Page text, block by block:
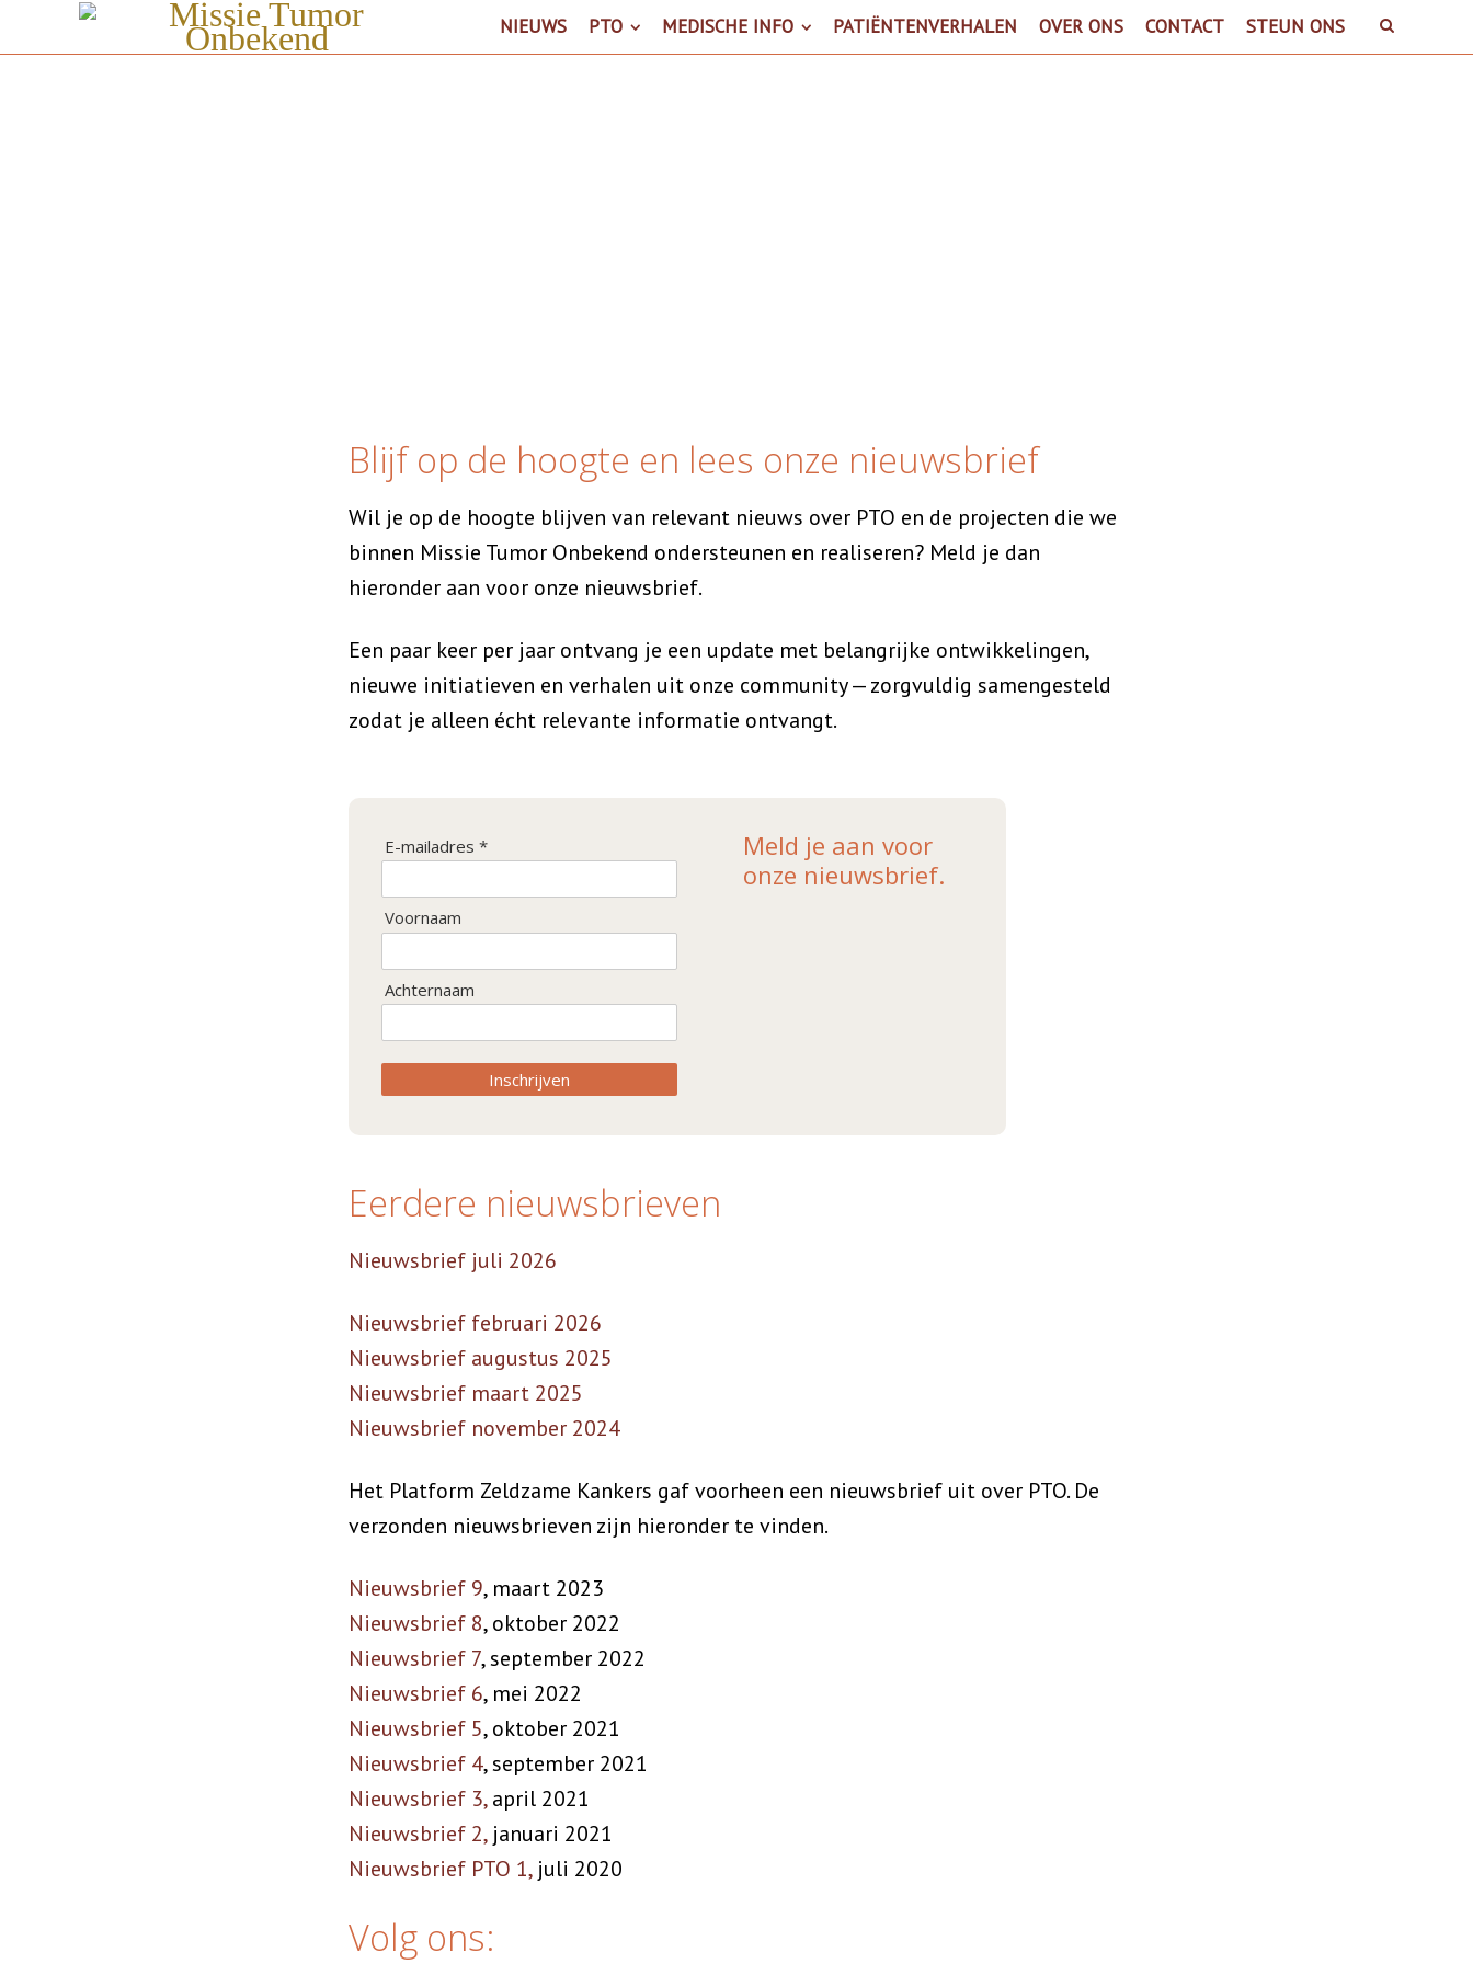
NIEUWS PTO MEDISCHE INFO PATIËNTENVERHALEN OVER ONS CONTACT STEUN ONS
Blijf op de hoogte en lees onze nieuwsbrief
Wil je op de hoogte blijven van relevant nieuws over PTO en de projecten die we
binnen Missie Tumor Onbekend ondersteunen en realiseren? Meld je dan
hieronder aan voor onze nieuwsbrief.
Een paar keer per jaar ontvang je een update met belangrijke ontwikkelingen,
nieuwe initiatieven en verhalen uit onze community — zorgvuldig samengesteld
zodat je alleen écht relevante informatie ontvangt.
E-mailadres *
Voornaam
Achternaam
Inschrijven
Meld je aan voor
onze nieuwsbrief.
Eerdere nieuwsbrieven
Nieuwsbrief juli 2026
Nieuwsbrief februari 2026
Nieuwsbrief augustus 2025
Nieuwsbrief maart 2025
Nieuwsbrief november 2024
Het Platform Zeldzame Kankers gaf voorheen een nieuwsbrief uit over PTO. De
verzonden nieuwsbrieven zijn hieronder te vinden.
Nieuwsbrief 9, maart 2023
Nieuwsbrief 8, oktober 2022
Nieuwsbrief 7, september 2022
Nieuwsbrief 6, mei 2022
Nieuwsbrief 5, oktober 2021
Nieuwsbrief 4, september 2021
Nieuwsbrief 3,april 2021
Nieuwsbrief 2,januari 2021
Nieuwsbrief PTO 1,juli 2020
Volg ons: